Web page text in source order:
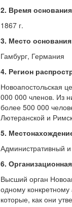
2. Время
1867 г.
3. Место
Гамбург, Германия
4. Регион
Новоапостольская
000 000 членов. Из
более 500 000
Лютеранской и
5.
Административный
6.
Высший орган
одному конкретному
которые, как они